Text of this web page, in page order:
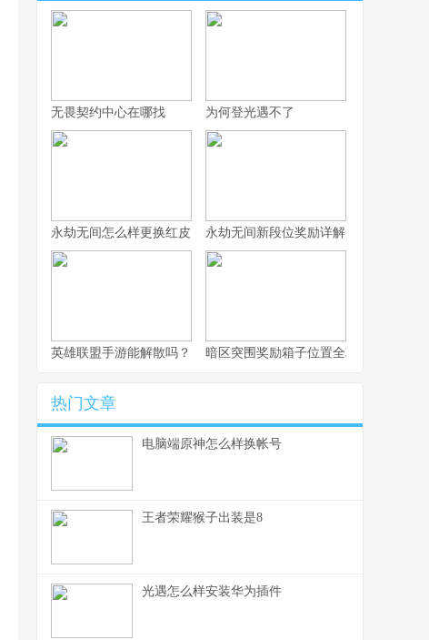
无畏契约中心在哪找 为何登光遇不了
永劫无间怎么样更换红皮 永劫无间新段位奖励详解
英雄联盟手游能解散吗？ 暗区突围奖励箱子位置全攻略
热门文章
电脑端原神怎么样换帐号
王者荣耀猴子出装是8
光遇怎么样安装华为插件